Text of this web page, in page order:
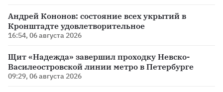
Андрей Кононов: состояние всех укрытий в
Кронштадте удовлетворительное
16:54, 06 августа 2026
Щит «Надежда» завершил проходку Невско-
Василеостровской линии метро в Петербурге
09:29, 06 августа 2026